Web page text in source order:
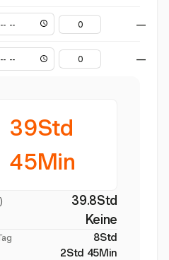
—
—
39Std
45Min
39.8Std
Keine
8Std
2Std 45Min